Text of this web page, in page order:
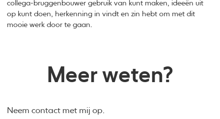
collega-bruggenbouwer gebruik van kunt maken, ideeën uit
op kunt doen, herkenning in vindt en zin hebt om met dit
mooie werk door te gaan.
Meer weten?
Neem contact met mij op.